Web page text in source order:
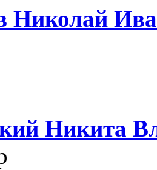
Николай
Никита